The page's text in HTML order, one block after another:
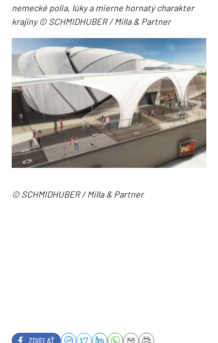
nemecké polia, lúky a mierne hornatý charakter
krajiny © SCHMIDHUBER / Milla & Partner
© SCHMIDHUBER / Milla & Partner
ZDIEĽAŤ